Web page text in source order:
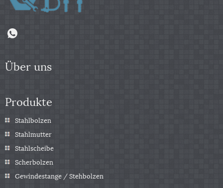
Über uns
Produkte
Stahlbolzen
Stahlmutter
Stahlscheibe
Scherbolzen
Gewindestange / Stehbolzen